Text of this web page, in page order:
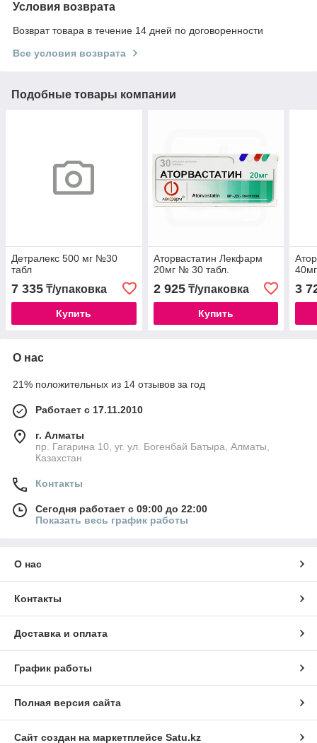
Условия возврата
Возврат товара в течение 14 дней по договоренности
Все условия возврата
Подобные товары компании
Детралекс 500 мг №30
табл
7 335 ₸/упаковка
Купить
Аторвастатин Лекфарм
20мг № 30 табл.
2 925₸/упаковка
Купить
3
О нас
21% положительных из 14 отзывов за год
Работает с 17.11.2010
г. Алматы
пр. Гагарина 10, уг. ул. Богенбай Батыра, Алматы,
Казахстан
Контакты
Сегодня работает с 09:00 до 22:00
Показать весь график работы
О нас
Контакты
Доставка и оплата
График работы
Полная версия сайта
Сайт создан на маркетплейсе Satu.kz